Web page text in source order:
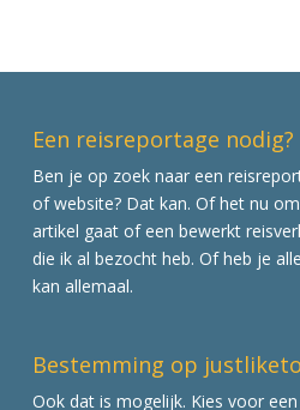
Een reisreportage nodig?
Ben je op zoek naar een
of website? Dat kan. Of het nu
artikel gaat of een bewerkt
die ik al bezocht heb. Of heb je
kan allemaal.
Bestemming op
Ook dat is mogelijk. Kies voor